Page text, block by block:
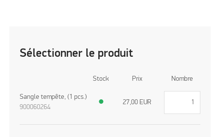
Sélectionner le produit
Stock Prix Nombre
Sangle tempête, (1 pcs.)
900060264
● 27,00 EUR